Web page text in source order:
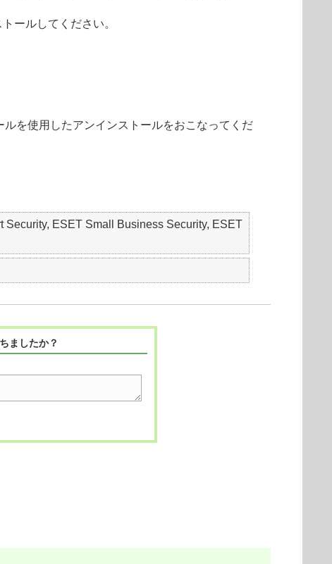
ールしてください。
を使用したアンインストールをおこなってくだ
Security, ESET Small Business Security, ESET
ましたか？